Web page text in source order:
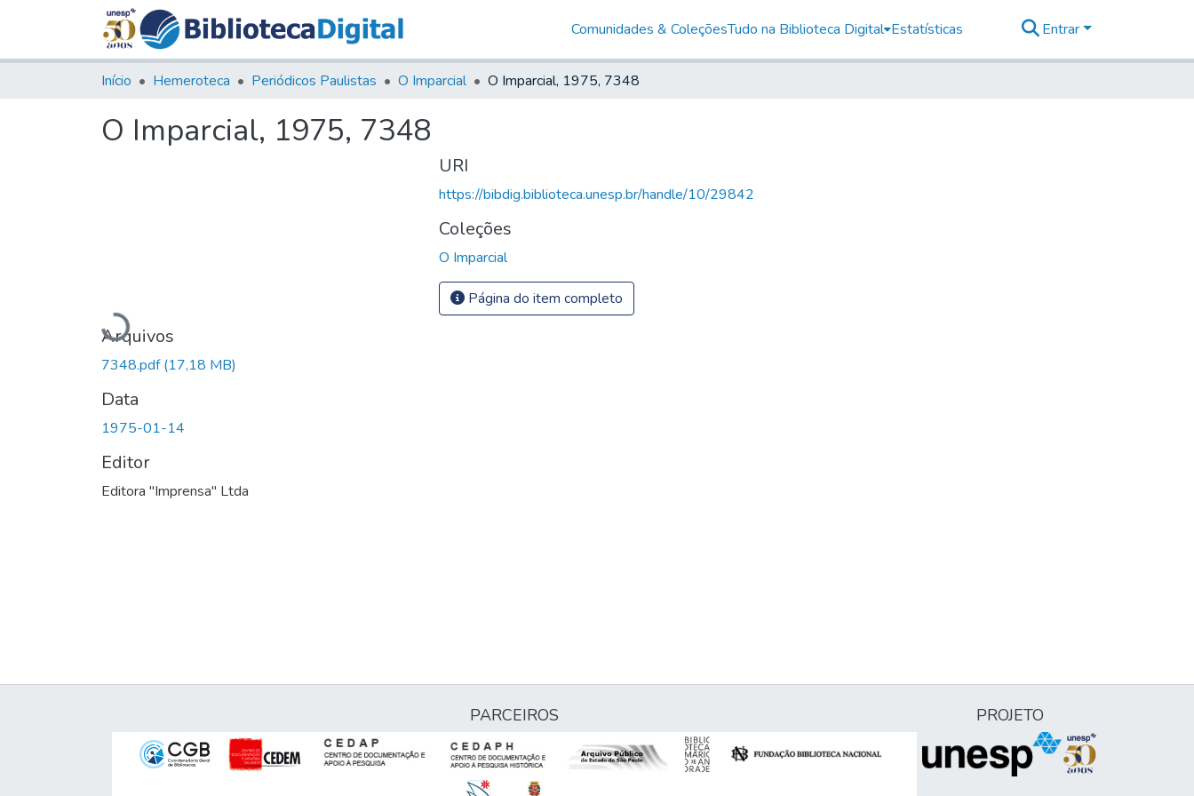
Comunidades & ColeçõesTudo na Biblioteca Digital Estatísticas Entrar
Início Hemeroteca Periódicos Paulistas O Imparcial O Imparcial, 1975, 7348
O Imparcial, 1975, 7348
Carregando...
Arquivos
7348.pdf(17,18 MB)
Data
1975-01-14
Editor
Editora "Imprensa" Ltda
URI
https://bibdig.biblioteca.unesp.br/handle/10/29842
Coleções
O Imparcial
Página do item completo
PARCEIROS PROJETO